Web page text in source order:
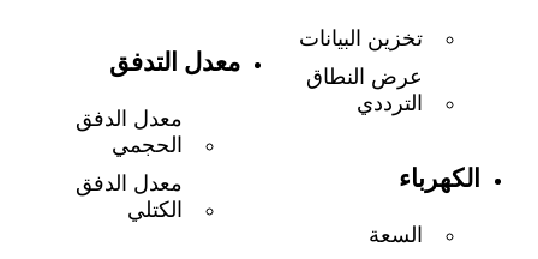
تخزين البيانات
عرض النطاق
الترددي
الكهرباء
السعة
معدل التدفق
معدل الدفق
الحجمي
معدل الدفق
الكتلي